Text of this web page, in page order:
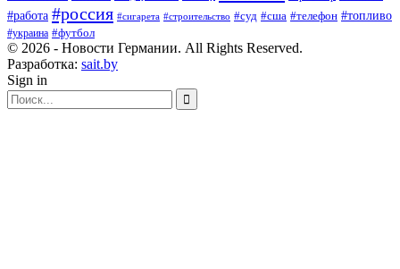
#работа #россия #сигарета #строительство #суд #сша #телефон #топливо
#украина #футбол
© 2026 - Новости Германии. All Rights Reserved.
Разработка: sait.by
Sign in